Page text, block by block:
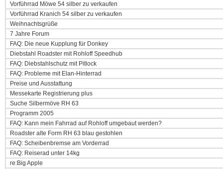
Vorführrad Möwe 54 silber zu verkaufen
Vorführrad Kranich 54 silber zu verkaufen
Weihnachtsgrüße
7 Jahre Forum
FAQ: Die neue Kupplung für Donkey
Diebstahl Roadster mit Rohloff Speedhub
FAQ: Diebstahlschutz mit Pitlock
FAQ: Probleme mit Elan-Hinterrad
Preise und Ausstattung
Messekarte Registrierung plus
Suche Silbermöve RH 63
Programm 2005
FAQ: Kann mein Fahrrad auf Rohloff umgebaut werden?
Roadster alte Form RH 63 blau gestohlen
FAQ: Scheibenbremse am Vorderrad
FAQ: Reiserad unter 14kg
re:Big Apple